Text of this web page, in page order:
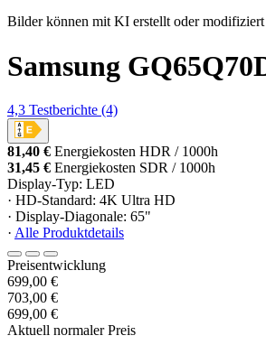
Bilder können mit KI erstellt oder modifiziert
Samsung
4,3 Testberichte (4)
81,40 € Energiekosten HDR / 1000h
31,45 € Energiekosten SDR / 1000h
Display-Typ: LED
· HD-Standard: 4K Ultra HD
· Display-Diagonale: 65"
· Alle Produktdetails
Preisentwicklung
699,00 €
703,00 €
699,00 €
Aktuell normaler Preis